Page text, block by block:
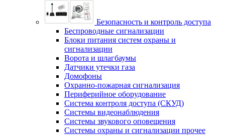
Безопасность и контроль доступа
Беспроводные сигнализации
Блоки питания систем охраны и
сигнализации
Ворота и шлагбаумы
Датчики утечки газа
Домофоны
Охранно-пожарная сигнализация
Периферийное оборудование
Система контроля доступа (СКУД)
Системы видеонаблюдения
Системы звукового оповещения
Системы охраны и сигнализации прочее